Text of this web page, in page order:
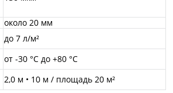
около 20 мм
до 7 л/м²
от -30 °C до +80 °C
2,0 м • 10 м / площадь 20 м²